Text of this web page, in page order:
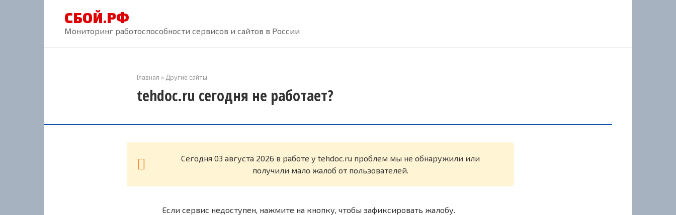
СБОЙ.РФ
Мониторинг работоспособности сервисов и сайтов в России
Главная » Другие сайты
tehdoc.ru сегодня не работает?
Cегодня 03 августа 2026 в работе у tehdoc.ru проблем мы не обнаружили или
получили мало жалоб от пользователей.
Если сервис недоступен, нажмите на кнопку, чтобы зафиксировать жалобу.